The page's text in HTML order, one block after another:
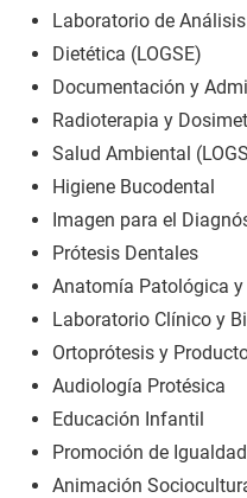
Laboratorio de
Dietética (LOGSE)
Documentación y
Radioterapia y
Salud Ambiental
Higiene Bucodental
Imagen para el
Prótesis Dentales
Anatomía Patológica
Laboratorio Clínico y
Ortoprótesis y
Audiología Protésica
Educación Infantil
Promoción de
Animación